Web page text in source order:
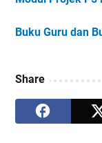
Buku Guru dan
Share